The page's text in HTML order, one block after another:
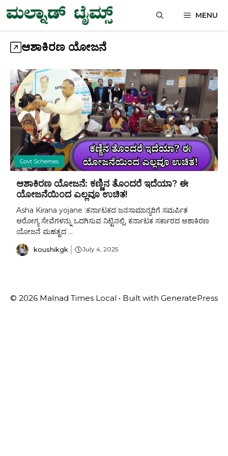
Skip
to
content
MENU
ಆಶಾಕಿರಣ ಯೋಜನೆ
Govt Schemes
ಆಶಾಕಿರಣ ಯೋಜನೆ: ಕಣ್ಣಿನ ತೊಂದರೆ ಇದೆಯಾ? ಈ
ಯೋಜನೆಯಿಂದ ಎಲ್ಲವೂ ಉಚಿತ!
Asha Kirana yojane :ಕರ್ನಾಟಕದ ಜನಸಾಮಾನ್ಯರಿಗೆ ಸಮರ್ಪಿತ
ಆರೋಗ್ಯ ಸೇವೆಗಳನ್ನು ಒದಗಿಸುವ ನಿಟ್ಟಿನಲ್ಲಿ, ಕರ್ನಾಟಕ ಸರ್ಕಾರದ ಆಶಾಕಿರಣ
ಯೋಜನೆ ಮಹತ್ವದ ...
koushikgk July 4, 2025
© 2026 Malnad Times Local • Built with GeneratePress